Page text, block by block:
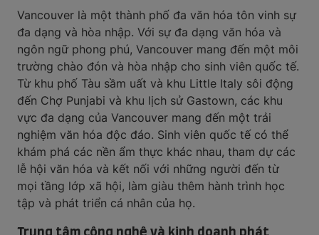
Vancouver là một thành phố đa văn hóa tôn vinh sự
đa dạng và hòa nhập. Với sự đa dạng văn hóa và
ngôn ngữ phong phú, Vancouver mang đến một môi
trường chào đón và hòa nhập cho sinh viên quốc tế.
Từ khu phố Tàu sầm uất và khu Little Italy sôi động
đến Chợ Punjabi và khu lịch sử Gastown, các khu
vực đa dạng của Vancouver mang đến một trải
nghiệm văn hóa độc đáo. Sinh viên quốc tế có thể
khám phá các nền ẩm thực khác nhau, tham dự các
lễ hội văn hóa và kết nối với những người đến từ
mọi tầng lớp xã hội, làm giàu thêm hành trình học
tập và phát triển cá nhân của họ.
Trung tâm công nghệ và kinh doanh phát